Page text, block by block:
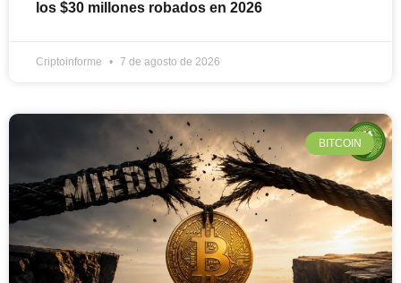
los $30 millones robados en 2026
Criptoinforme 7 de agosto de 2026
BITCOIN